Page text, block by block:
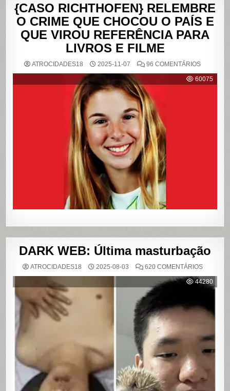
{CASO RICHTHOFEN} RELEMBRE
O CRIME QUE CHOCOU O PAÍS E
QUE VIROU REFERÊNCIA PARA
LIVROS E FILME
ATROCIDADES18 2025-11-07 96 COMENTÁRIOSEM
60075
DARK WEB: Última masturbação
ATROCIDADES18 2025-08-03 620 COMENTÁRIOSEM
WEB:
ÚLTIMA
44280